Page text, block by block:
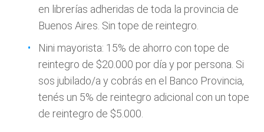
en librerías adheridas de toda la provincia de
Buenos Aires. Sin tope de reintegro.
Nini mayorista: 15% de ahorro con tope de
reintegro de $20.000 por día y por persona. Si
sos jubilado/a y cobrás en el Banco Provincia,
tenés un 5% de reintegro adicional con un tope
de reintegro de $5.000.